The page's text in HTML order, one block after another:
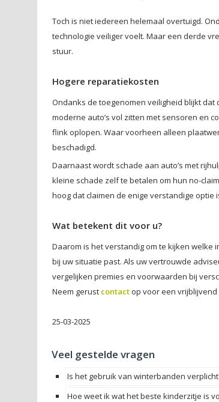
Toch is niet iedereen helemaal overtuigd.
technologie veiliger voelt. Maar een derde
stuur.
Hogere reparatiekosten
Ondanks de toegenomen veiligheid blijkt dat
moderne auto’s vol zitten met sensoren en
flink oplopen. Waar voorheen alleen
beschadigd.
Daarnaast wordt schade aan auto’s met
kleine schade zelf te betalen om hun no-
hoog dat claimen de enige verstandige
Wat betekent dit voor u?
Daarom is het verstandig om te kijken
bij uw situatie past. Als uw vertrouwde
vergelijken premies en voorwaarden bij
Neem gerust contactop voor een
25-03-2025
Veel gestelde vragen
Is het gebruik van winterbanden
Hoe weet ik wat het beste kinderzitje is